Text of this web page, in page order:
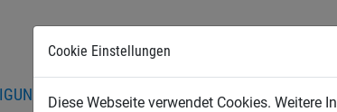
Cookie Einstellungen
Diese Webseite verwendet Cookies. Weitere
SPORTNETZE INDUSTRIENETZE